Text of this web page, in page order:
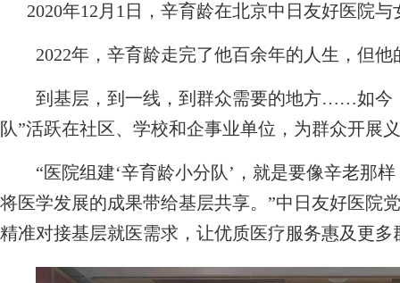
2020年12月1日，辛育龄在北京中日友好医院
2022年，辛育龄走完了他百余年的人生，但他
到基层，到一线，到群众需要的地方……如今
队”活跃在社区、学校和企事业单位，为群众开展
“医院组建‘辛育龄小分队’，就是要像辛老那样
将医学发展的成果带给基层共享。”中日友好医院
精准对接基层就医需求，让优质医疗服务惠及更多